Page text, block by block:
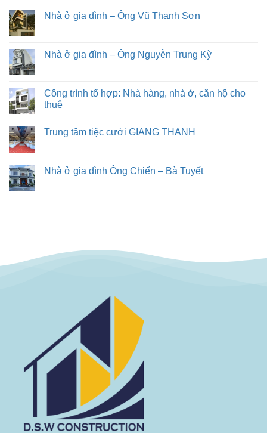
Nhà ở gia đình – Ông Vũ Thanh Sơn
Nhà ở gia đình – Ông Nguyễn Trung Kỳ
Công trình tổ hợp: Nhà hàng, nhà ở, căn hộ cho
thuê
Trung tâm tiệc cưới GIANG THANH
Nhà ở gia đình Ông Chiến – Bà Tuyết